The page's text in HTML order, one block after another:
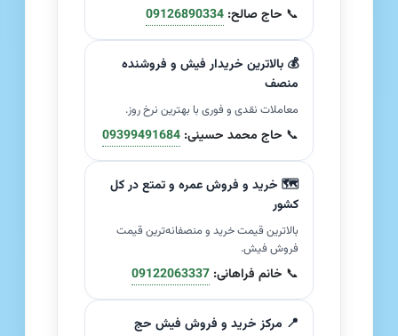
📞 حاج صالح: 09126890334
💰 بالاترین خریدار فیش و فروشنده
منصف
معاملات نقدی و فوری با بهترین نرخ روز.
📞 حاج محمد حسینی: 09399491684
🗺️ خرید و فروش عمره و تمتع در کل
کشور
بالاترین قیمت خرید و منصفانه‌ترین قیمت
فروش فیش.
📞 خانم فراهانی: 09122063337
📍 مرکز خرید و فروش فیش حج